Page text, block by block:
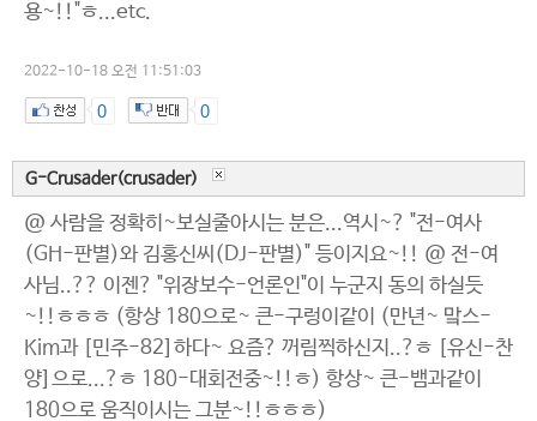
용~!!"ㅎ...etc.
2022-10-18 오전 11:51:03
0 0
G-Crusader(crusader)
@ 사람을 정확히~보실줄아시는 분은...역시~? "전-여사
(GH-판별)와 김홍신씨(DJ-판별)" 등이지요~!! @ 전-여
사님..?? 이젠? "위장보수-언론인"이 누군지 동의 하실듯
~!!ㅎㅎㅎ (항상 180으로~ 큰-구렁이같이 (만년~ 맠스-
Kim과 [민주-82]하다~ 요즘? 꺼림찍하신지..?ㅎ [유신-찬
양]으로...?ㅎ 180-대회전중~!!ㅎ) 항상~ 큰-뱀과같이
180으로 움직이시는 그분~!!ㅎㅎㅎ)